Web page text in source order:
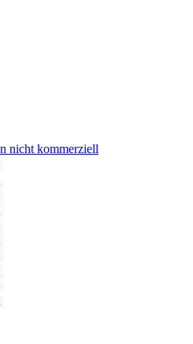
nicht kommerziell